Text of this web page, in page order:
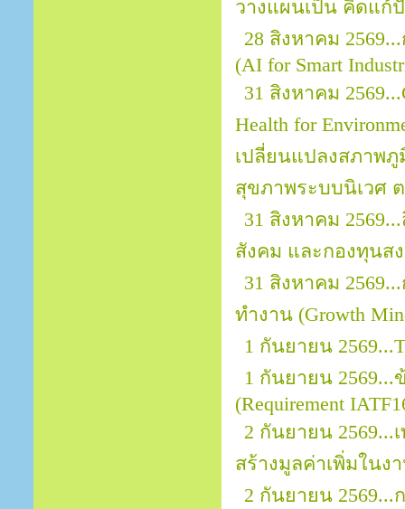
วางแผนเป็น คิดแก้ปั
28 สิงหาคม
(AI for Smart
31 สิงหาคม
Health for
เปลี่ยนแปลงสภาพ
สุขภาพระบบนิเวศ
31 สิงหาคม
สังคม และกองทุนส
31 สิงหาคม
ทำงาน (Growth
1 กันยายน
1 กันยายน
(Requirement
2 กันยายน 2569...
สร้างมูลค่าเพิ่มในง
2 กันยายน 2569...